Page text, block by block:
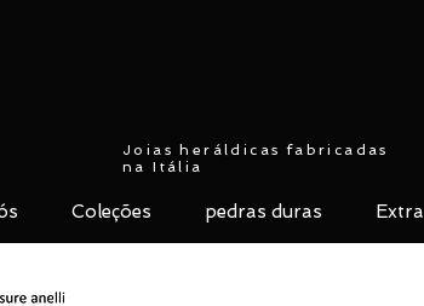
Coleções pedras duras Extra
Joias heráldicas fabricadas
na Itália